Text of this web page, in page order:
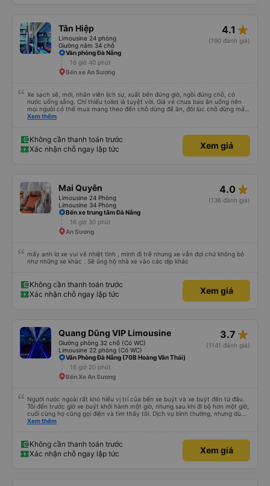
Tân Hiệp
Limousine 24 phòng
Giường nằm 34 chỗ
4.1 star_rate
(190 đánh giá)
Văn phòng Đà Nẵng
16 giờ 40 phút
Bến xe An Sương
Xe sạch sẽ, mới, nhân viên lịch sự, xuất bến đúng giờ, ngồi đúng chỗ, có
nước uống sẵng. Chỉ thiếu toilet là tuyệt vời. Giá vé chưa bao ăn uống nên
mọi ngưòi có thể mua mang theo đến chỗ dừng để ăn, đôi lúc chỗ dừng mấy
món bạn ko thích hoặc giá cả hơi cao! Còn lại nhà xe rất ok, nên đi.
Xem thêm
Không cần thanh toán trước
Xác nhận chỗ ngay lập tức
Xem giá
Mai Quyên
Limousine 24 Phòng
Limousine 34 Phòng
4.0 star_rate
(136 đánh giá)
Bến xe trung tâm Đà Nẵng
16 giờ 30 phút
An Sương
mấy anh lơ xe vui vẻ nhiệt tình , mình đi trễ nhưng xe vẫn đợi chứ không bỏ
như những xe khác . Sẽ ủng hộ nhà xe vào các dịp khác
Không cần thanh toán trước
Xác nhận chỗ ngay lập tức
Xem giá
Quang Dũng VIP Limousine
Giường phòng 32 chỗ (Có WC)
Limousine 22 phòng (Có WC)
3.7 star_rate
(1141 đánh giá)
Văn Phòng Đà Nẵng (70B Hoàng Văn Thái)
16 giờ 20 phút
Bến Xe An Sương
Người nước ngoài rất khó hiểu vị trí của bến xe buýt và xe buýt đến từ đâu.
Tôi đến trước giờ xe buýt khởi hành một giờ, nhưng sau khi đi bộ hơn một giờ,
cuối cùng họ cũng gọi điện và tìm thấy tôi. Dịch vụ bình thường, nhưng dù
sao thì tôi ngủ ngon hơn ở khách sạn vì tôi rất thoải mái. Sẽ tuyệt hơn nếu
Xem thêm
Không cần thanh toán trước
Xác nhận chỗ ngay lập tức
Xem giá